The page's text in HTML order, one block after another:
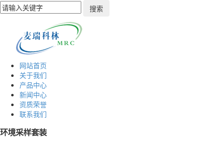
网站首页
关于我们
产品中心
新闻中心
资质荣誉
联系我们
环境采样套装